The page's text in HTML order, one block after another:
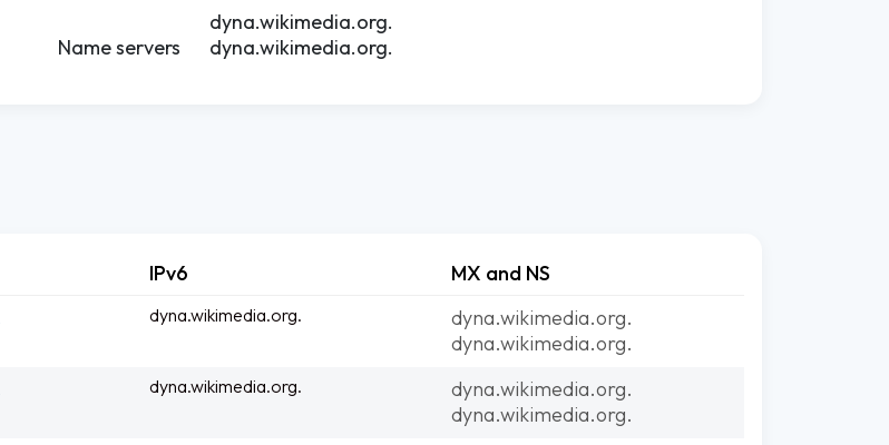
Name servers
dyna.wikimedia.org.
dyna.wikimedia.org.
IPv6
MX and NS
dyna.wikimedia.org.
dyna.wikimedia.org.
dyna.wikimedia.org.
dyna.wikimedia.org.
dyna.wikimedia.org.
dyna.wikimedia.org.